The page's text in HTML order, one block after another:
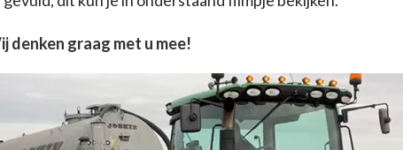
denken graag met u mee!